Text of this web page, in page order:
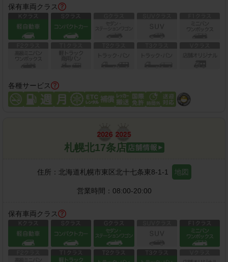
保有車両クラス
各種サービス
札幌北17条店
住所： 北海道札幌市東区北十七条東8-1-1 地図
営業時間： 08:00-20:00
保有車両クラス